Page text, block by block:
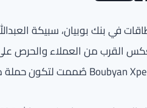
في بنك بوبيان، سبيكة
القرب من العملاء والحرص